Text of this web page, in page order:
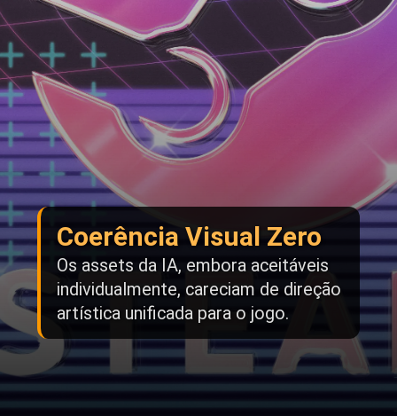
Coerência Visual Zero
Os assets da IA, embora aceitáveis
individualmente, careciam de direção
artística unificada para o jogo.